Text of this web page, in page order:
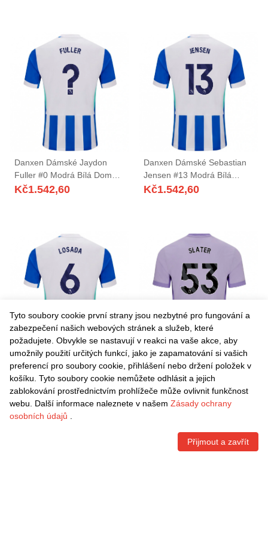
Danxen Dámské Jaydon
Fuller #0 Modrá Bílá Domů
Hráčské Dresy 2025/26 Dres
Kč1.542,60
Danxen Dámské Sebastian
Jensen #13 Modrá Bílá
Domů Hráčské Dresy
Kč1.542,60
Danxen Dámské Vicky
Losada #6 Modrá Bílá Domů
Hráčské Dresy 2025/26 Dres
Kč1.542,60
Danxen Dámské Jacob
Slater #53 Taro Fialová Bílá
Daleko Hráčské Dresy
2025/26 Dres
Kč1.542,60
Tyto soubory cookie první strany jsou nezbytné pro fungování a
zabezpečení našich webových stránek a služeb, které
požadujete. Obvykle se nastavují v reakci na vaše akce, aby
umožnily použití určitých funkcí, jako je zapamatování si vašich
preferencí pro soubory cookie, přihlášení nebo držení položek v
košíku. Tyto soubory cookie nemůžete odhlásit a jejich
zablokování prostřednictvím prohlížeče může ovlivnit funkčnost
webu. Další informace naleznete v našem Zásady ochrany
osobních údajů
Přijmout a zavřít